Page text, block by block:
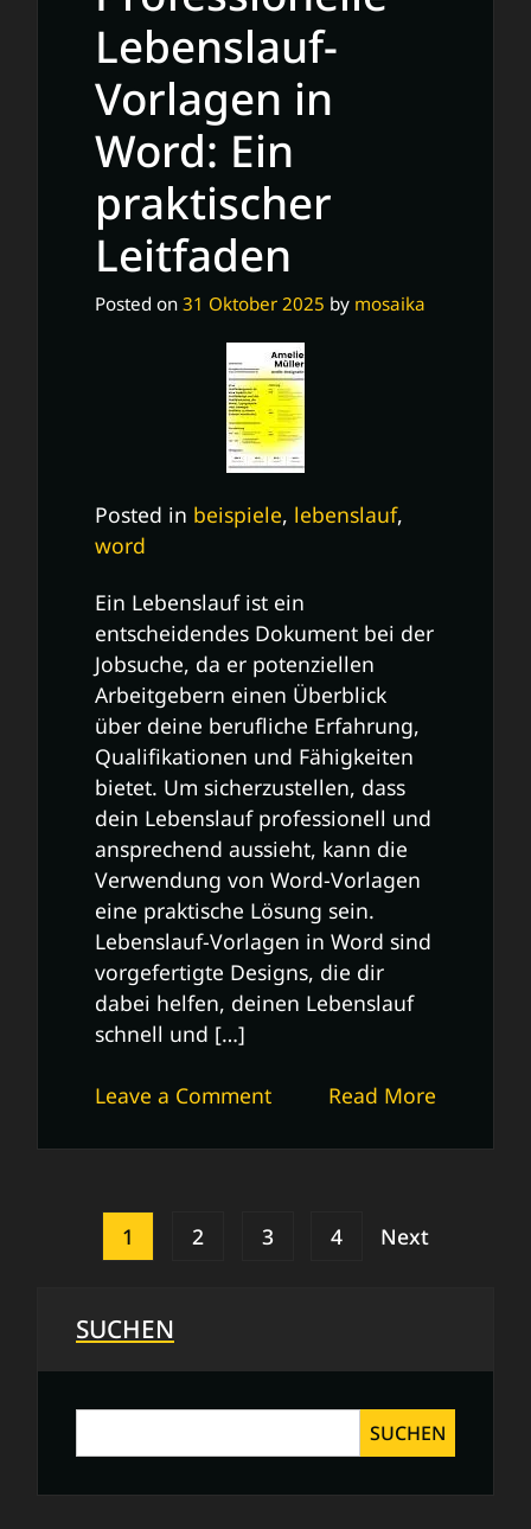
überzeugende
Vorträge
Lebenslauf-
Vorlagen in
Word: Ein
praktischer
Leitfaden
Posted on 31 Oktober 2025 by mosaika
Posted in beispiele, lebenslauf,
word
Ein Lebenslauf ist ein
entscheidendes Dokument bei der
Jobsuche, da er potenziellen
Arbeitgebern einen Überblick
über deine berufliche Erfahrung,
Qualifikationen und Fähigkeiten
bietet. Um sicherzustellen, dass
dein Lebenslauf professionell und
ansprechend aussieht, kann die
Verwendung von Word-Vorlagen
eine praktische Lösung sein.
Lebenslauf-Vorlagen in Word sind
vorgefertigte Designs, die dir
dabei helfen, deinen Lebenslauf
schnell und […]
Read More
Leave a Commenton
Lebenslauf-
Word:
Posts
1 2 3 4 Next
SUCHEN
SUCHEN